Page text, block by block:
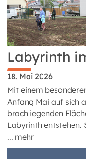
Labyrinth
18. Mai 2026
Mit einem
Anfang Mai auf sich
brachliegenden
Labyrinth entstehen.
... mehr